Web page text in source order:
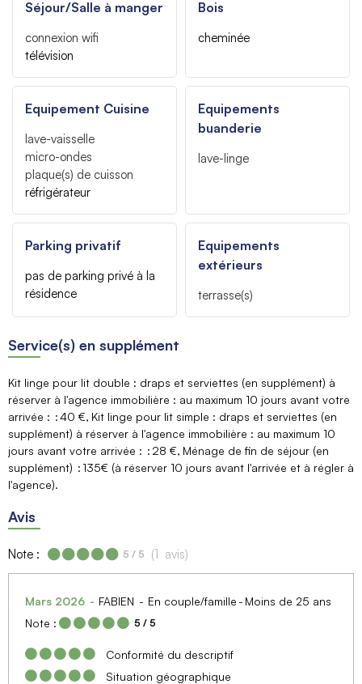
Séjour/Salle à manger
connexion wifi
télévision
Bois
cheminée
Equipement Cuisine
lave-vaisselle
micro-ondes
plaque(s) de cuisson
réfrigérateur
Equipements
buanderie
lave-linge
Parking privatif
pas de parking privé à la
résidence
Equipements
extérieurs
terrasse(s)
Service(s) en supplément
Kit linge pour lit double : draps et serviettes (en supplément) à
réserver à l'agence immobilière : au maximum 10 jours avant votre
arrivée :
40 € Kit linge pour lit simple : draps et serviettes (en
supplément) à réserver à l'agence immobilière : au maximum 10
jours avant votre arrivée :
28 € Ménage de fin de séjour (en
supplément)
135€ (à réserver 10 jours avant l'arrivée et à régler à
l'agence)
Avis
Note : 5 / 5 (1 avis)
Mars 2026 FABIEN En couple/famille
Moins de 25 ans
Note :
5 / 5
Conformité du descriptif
Situation géographique